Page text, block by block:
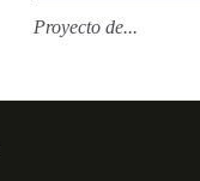
Proyecto de...